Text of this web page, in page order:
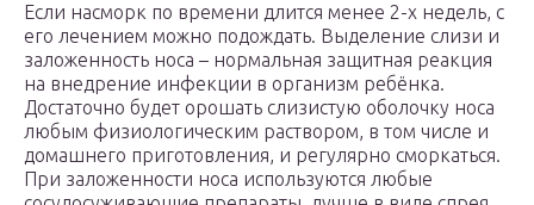
Если насморк по времени длится менее 2-х недель, с
его лечением можно подождать. Выделение слизи и
заложенность носа – нормальная защитная реакция
на внедрение инфекции в организм ребёнка.
Достаточно будет орошать слизистую оболочку носа
любым физиологическим раствором, в том числе и
домашнего приготовления, и регулярно сморкаться.
При заложенности носа используются любые